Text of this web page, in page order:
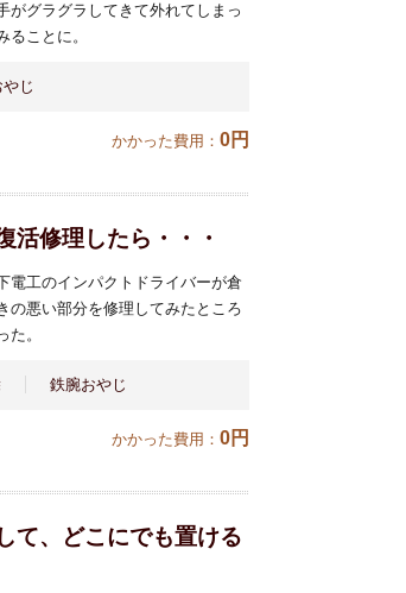
がグラグラしてきて外れてしまっ
ことに。
じ
かかった費用： 0円
活修理したら・・・
電工のインパクトドライバーが倉
の悪い部分を修理してみたところ
。
鉄腕おやじ
かかった費用： 0円
て、どこにでも置ける